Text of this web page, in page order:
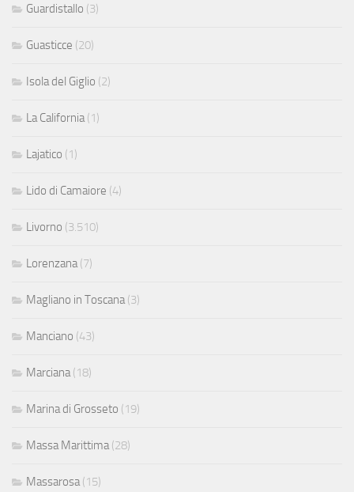
Guardistallo (3)
Guasticce (20)
Isola del Giglio (2)
La California (1)
Lajatico (1)
Lido di Camaiore (4)
Livorno (3.510)
Lorenzana (7)
Magliano in Toscana (3)
Manciano (43)
Marciana (18)
Marina di Grosseto (19)
Massa Marittima (28)
Massarosa (15)